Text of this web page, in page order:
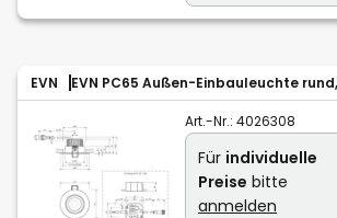
EVN EVN PC65 Außen-Einbauleuchte
Art.-Nr.: 4026308
Für individuelle
Preise bitte
anmelden